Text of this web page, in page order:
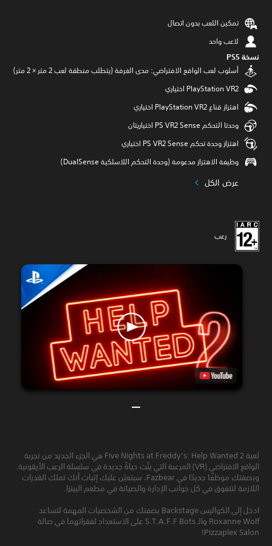
تمكين اللعب بدون اتصال
لاعب واحد
نسخة PS5‏
أسلوب لعب الواقع الافتراضي: مدى الغرفة (يتطلب منطقة لعب 2 متر × 2 متر)
اهتزاز قناع PlayStation VR2 اختياري
وحدتا التحكم PS VR2 Sense اختياريتان
اهتزاز وحدة تحكم PS VR2 Sense اختياري
وظيفة الاهتزاز مدعومة (وحدة التحكم اللاسلكية DualSense‏)
عرض الكل
رعب
لعبة Five Nights at Freddy’s: Help Wanted 2 هي الجزء الجديد من تجربة
الواقع الافتراضي (VR) المرعبة التي بثّت حياةً جديدة في سلسلة الرعب الأيقونية.
وبصفتك موظفًا جديدًا في Fazbear، سيتعيّن عليك إثبات أنك تملك القدرات
اللازمة لتتفوق في كل جوانب الإدارة والصيانة في مطعم البيتزا.
ادخل إلى الكواليس Backstage بصفتك من الشخصيات المهمة لتساعد
Roxanne Wolf والـ S.T.A.F.F Bots على الاستعداد لفقراتهما في صالة
Pizzaplex Salon!